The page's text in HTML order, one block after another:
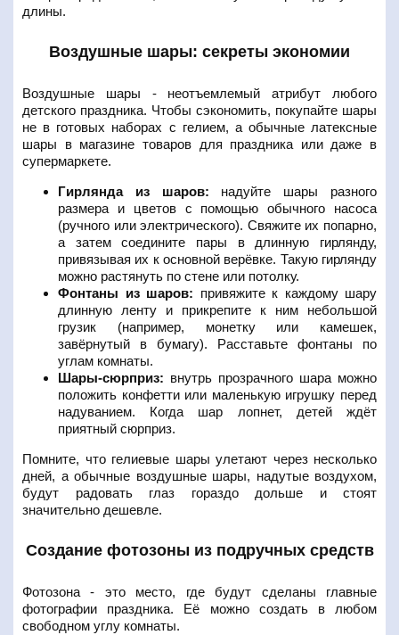
длины.
Воздушные шары: секреты экономии
Воздушные шары - неотъемлемый атрибут любого
детского праздника. Чтобы сэкономить, покупайте шары
не в готовых наборах с гелием, а обычные латексные
шары в магазине товаров для праздника или даже в
супермаркете.
Гирлянда из шаров: надуйте шары разного
размера и цветов с помощью обычного насоса
(ручного или электрического). Свяжите их попарно,
а затем соедините пары в длинную гирлянду,
привязывая их к основной верёвке. Такую гирлянду
можно растянуть по стене или потолку.
Фонтаны из шаров: привяжите к каждому шару
длинную ленту и прикрепите к ним небольшой
грузик (например, монетку или камешек,
завёрнутый в бумагу). Расставьте фонтаны по
углам комнаты.
Шары-сюрприз: внутрь прозрачного шара можно
положить конфетти или маленькую игрушку перед
надуванием. Когда шар лопнет, детей ждёт
приятный сюрприз.
Помните, что гелиевые шары улетают через несколько
дней, а обычные воздушные шары, надутые воздухом,
будут радовать глаз гораздо дольше и стоят
значительно дешевле.
Создание фотозоны из подручных средств
Фотозона - это место, где будут сделаны главные
фотографии праздника. Её можно создать в любом
свободном углу комнаты.